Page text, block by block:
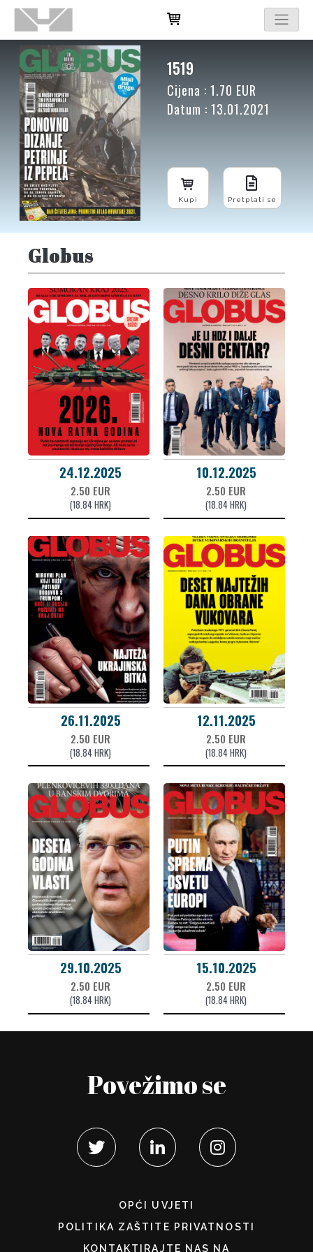
1519
Cijena : 1.70 EUR
Datum : 13.01.2021
Kupi Pretplati se
Globus
24.12.2025
2.50 EUR
(18.84 HRK)
10.12.2025
2.50 EUR
(18.84 HRK)
26.11.2025
2.50 EUR
(18.84 HRK)
12.11.2025
2.50 EUR
(18.84 HRK)
29.10.2025
2.50 EUR
(18.84 HRK)
15.10.2025
2.50 EUR
(18.84 HRK)
Povežimo se
OPĆI UVJETI
POLITIKA ZAŠTITE PRIVATNOSTI
KONTAKTIRAJTE NAS NA